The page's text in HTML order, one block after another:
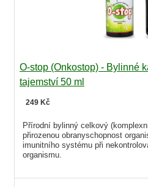
O-stop (Onkostop) - Bylinné
tajemství 50 ml
249 Kč
Přírodní bylinný celkový
přirozenou obranyschopnost
imunitního systému při
organismu.